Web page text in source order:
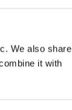
We also share
it with